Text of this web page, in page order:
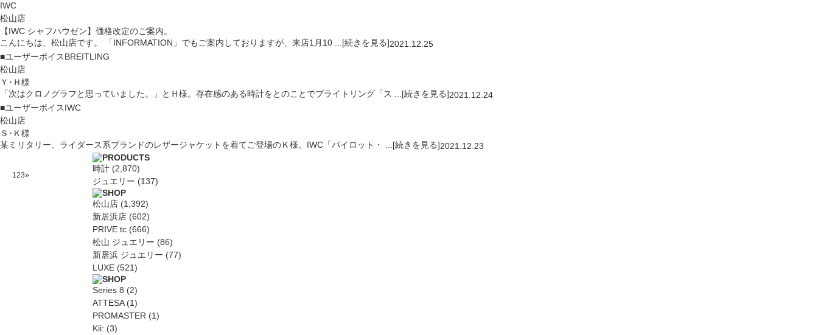
IWC
松山店
【IWC シャフハウゼン】価格改定のご案内。
こんにちは、松山店です。 「INFORMATION」でもご案内しておりますが、来店1月10 ...[続きを見る]2021.12.25
■ユーザーボイスBREITLING
松山店
Ｙ･Ｈ様
「次はクロノグラフと思っていました。」とＨ様。存在感のある時計をとのことでブライトリング「ス ...[続きを見る]2021.12.24
■ユーザーボイスIWC
松山店
Ｓ･Ｋ様
某ミリタリー、ライダース系ブランドのレザージャケットを着てご登場のＫ様。IWC「パイロット・ ...[続きを見る]2021.12.23
123»
時計 (2,870)
ジュエリー (137)
松山店 (1,392)
新居浜店 (602)
PRIVE tc (666)
松山 ジュエリー (86)
新居浜 ジュエリー (77)
LUXE (521)
Series 8 (2)
ATTESA(1)
PROMASTER (1)
Kii: (3)